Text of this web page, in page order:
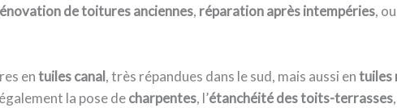
de toitures anciennes, réparation après intempéries,
entuiles canal, très répandues dans le sud, mais aussi entuiles
la pose decharpentes, l’étanchéité des toits-terrasses